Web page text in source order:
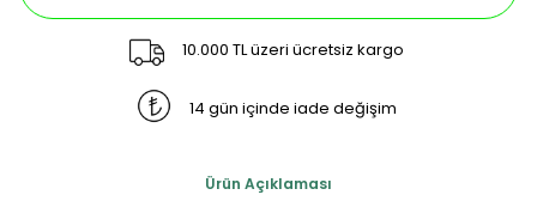
10.000 TL üzeri ücretsiz kargo
14 gün içinde iade değişim
Ürün Açıklaması